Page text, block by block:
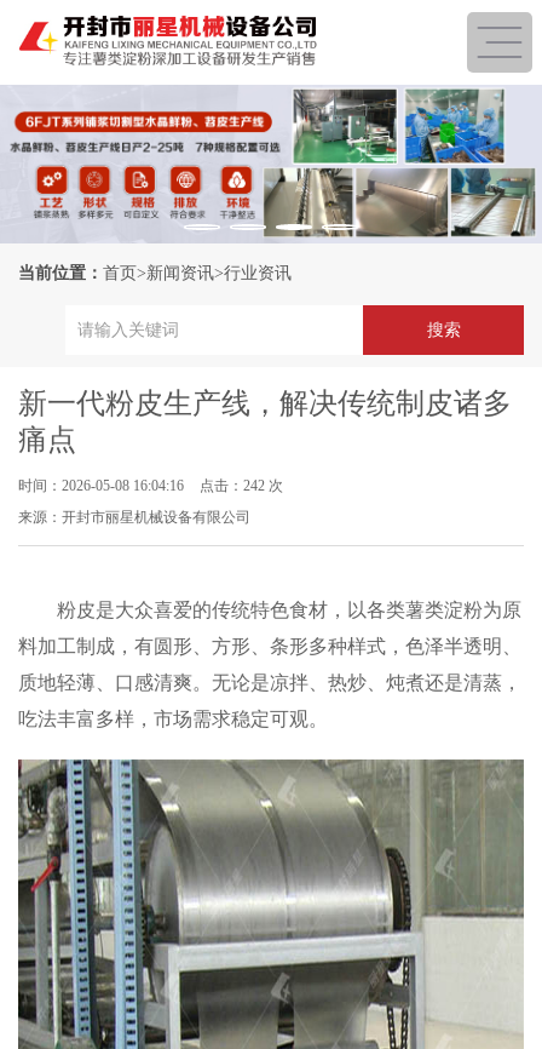
当前位置： 首页>新闻资讯>行业资讯
新一代粉皮生产线，解决传统制皮诸多
痛点
时间：2026-05-08 16:04:16
点击：242 次
来源：开封市丽星机械设备有限公司
粉皮是大众喜爱的传统特色食材，以各类薯类淀粉为原
料加工制成，有圆形、方形、条形多种样式，色泽半透明、
质地轻薄、口感清爽。无论是凉拌、热炒、炖煮还是清蒸，
吃法丰富多样，市场需求稳定可观。